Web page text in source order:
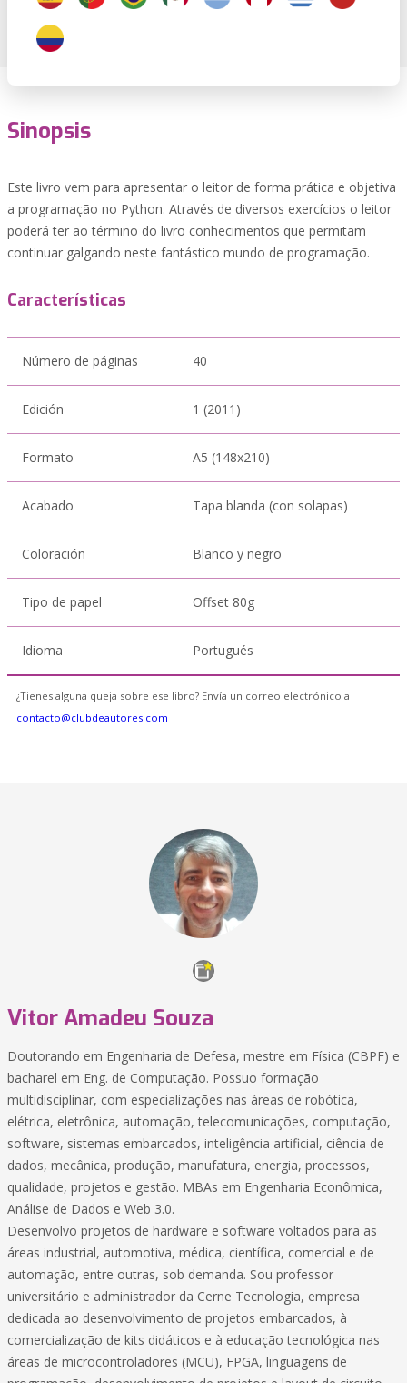
Sinopsis
Este livro vem para apresentar o leitor de forma prática e objetiva
a programação no Python. Através de diversos exercícios o leitor
poderá ter ao término do livro conhecimentos que permitam
continuar galgando neste fantástico mundo de programação.
Características
Número de páginas 40
Edición 1 (2011)
Formato A5 (148x210)
Acabado Tapa blanda (con solapas)
Coloración Blanco y negro
Tipo de papel Offset 80g
Idioma Portugués
¿Tienes alguna queja sobre ese libro? Envía un correo electrónico a
contacto@clubdeautores.com
Vitor Amadeu Souza
Doutorando em Engenharia de Defesa, mestre em Física (CBPF) e
bacharel em Eng. de Computação. Possuo formação
multidisciplinar, com especializações nas áreas de robótica,
elétrica, eletrônica, automação, telecomunicações, computação,
software, sistemas embarcados, inteligência artificial, ciência de
dados, mecânica, produção, manufatura, energia, processos,
qualidade, projetos e gestão. MBAs em Engenharia Econômica,
Análise de Dados e Web 3.0.
Desenvolvo projetos de hardware e software voltados para as
áreas industrial, automotiva, médica, científica, comercial e de
automação, entre outras, sob demanda. Sou professor
universitário e administrador da Cerne Tecnologia, empresa
dedicada ao desenvolvimento de projetos embarcados, à
comercialização de kits didáticos e à educação tecnológica nas
áreas de microcontroladores (MCU), FPGA, linguagens de